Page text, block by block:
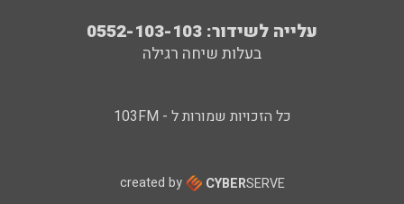
עלייה לשידור: 0552-103-103
בעלות שיחה רגילה
כל הזכויות שמורות ל - 103FM
created by CYBERSERVE